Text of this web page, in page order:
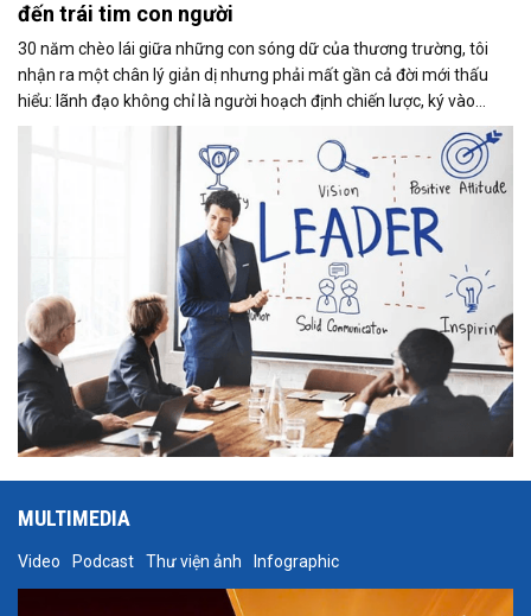
đến trái tim con người
30 năm chèo lái giữa những con sóng dữ của thương trường, tôi
nhận ra một chân lý giản dị nhưng phải mất gần cả đời mới thấu
hiểu: lãnh đạo không chỉ là người hoạch định chiến lược, ký vào
những quyết định then chốt hay giữ sự bình tĩnh để đưa con thuyền
vượt qua bão tố khủng hoảng, lãnh đạo còn là người biết kể chuyện.
MULTIMEDIA
Video Podcast Thư viện ảnh Infographic